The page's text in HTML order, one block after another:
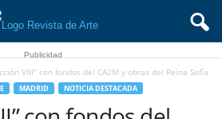
Publicidad
VIII” con fondos del CA2M y obras del Reina Sofía
MADRID NOTICIA DESTACADA